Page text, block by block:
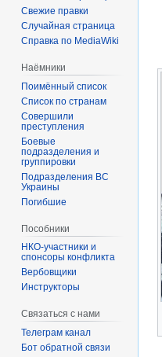
Свежие правки
Случайная страница
Справка по MediaWiki
Наёмники
Поимённый список
Список по странам
Совершили
преступления
Боевые
подразделения и
группировки
Подразделения ВС
Украины
Погибшие
Пособники
спонсоры конфликта
‏‎Вербовщики
Инструкторы
Связаться с нами
Телеграм канал
Бот обратной связи